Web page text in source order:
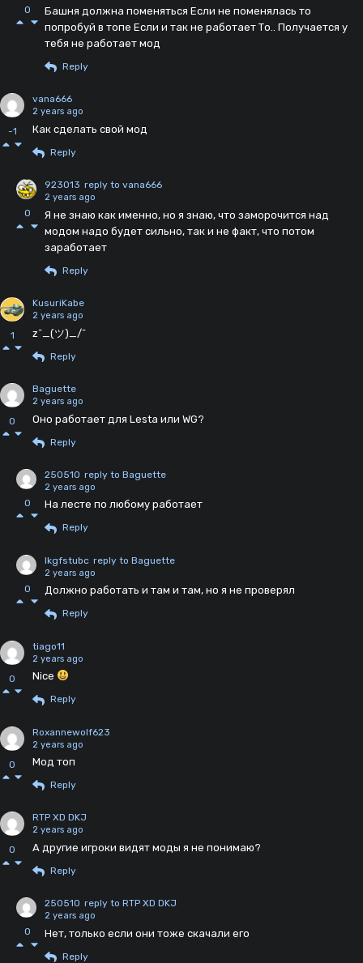
0
Башня должна поменяться Если не поменялась то
попробуй в топе Если и так не работает То.. Получается у
тебя не работает мод
Reply
-1
vana666
2 years ago
Как сделать свой мод
Reply
0
923013 reply to vana666
2 years ago
Я не знаю как именно, но я знаю, что заморочится над
модом надо будет сильно, так и не факт, что потом
заработает
Reply
1
KusuriKabe
2 years ago
z¯_(ツ)_/¯
Reply
0
Baguette
2 years ago
Оно работает для Lesta или WG?
Reply
0
250510 reply to Baguette
2 years ago
На лесте по любому работает
Reply
0
lkgfstubc reply to Baguette
2 years ago
Должно работать и там и там, но я не проверял
Reply
0
tiago11
2 years ago
Nice
Reply
0
Roxannewolf623
2 years ago
Мод топ
Reply
0
RTP XD DKJ
2 years ago
А другие игроки видят моды я не понимаю?
Reply
0
250510 reply to RTP XD DKJ
2 years ago
Нет, только если они тоже скачали его
Reply